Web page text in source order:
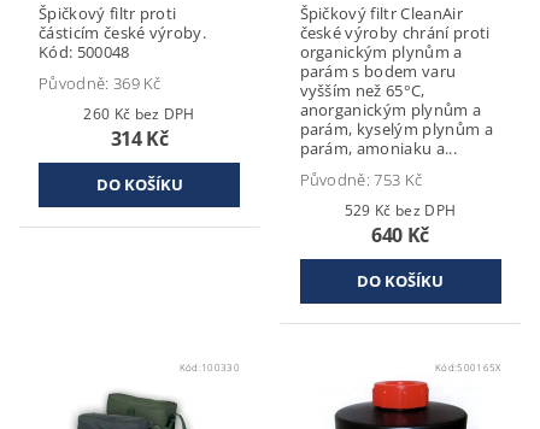
Špičkový filtr proti
částicím české výroby.
Kód: 500048
Původně: 369 Kč
260 Kč bez DPH
314 Kč
Špičkový filtr CleanAir
české výroby chrání proti
organickým plynům a
parám s bodem varu
vyšším než 65°C,
anorganickým plynům a
parám, kyselým plynům a
parám, amoniaku a...
Původně:753 Kč
529 Kč bez DPH
640 Kč
Kód: 100330 Kód:500165X